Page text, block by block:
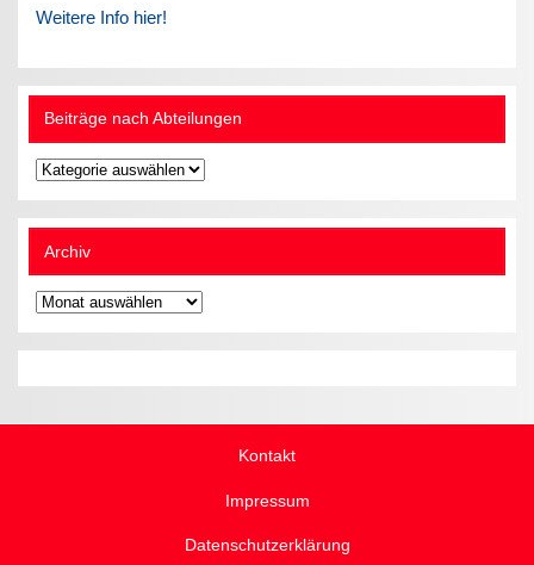
Weitere Info hier!
Beiträge nach Abteilungen
Beiträge
nach
Abteilungen
Archiv
Archiv
Kontakt
Impressum
Datenschutzerklärung